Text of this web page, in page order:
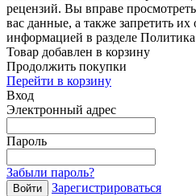
рецензий. Вы вправе
вас данные, а также запретить их
информацией в разделе
Товар добавлен в корзину
Продолжить покупки
Перейти в корзину
Вход
Электронный адрес
Пароль
Забыли пароль?
Войти
Зарегистрироваться